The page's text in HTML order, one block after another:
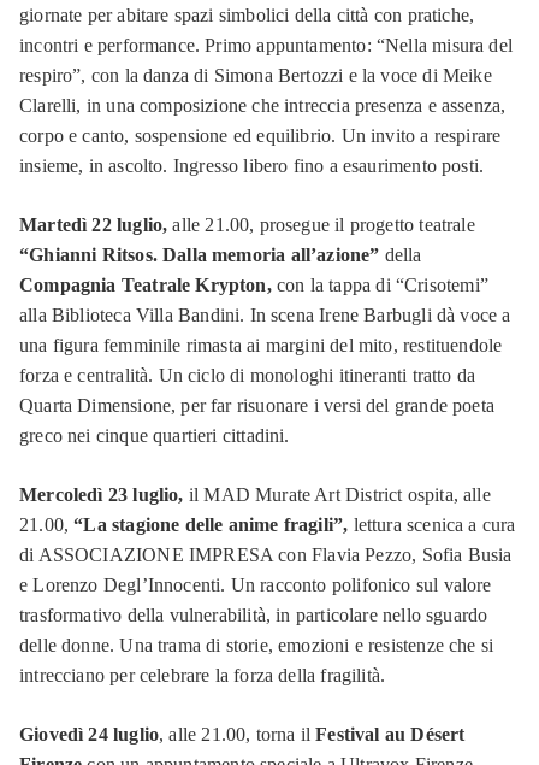
giornate per abitare spazi simbolici della città con pratiche,
incontri e performance. Primo appuntamento: “Nella misura del
respiro”, con la danza di Simona Bertozzi e la voce di Meike
Clarelli, in una composizione che intreccia presenza e assenza,
corpo e canto, sospensione ed equilibrio. Un invito a respirare
insieme, in ascolto. Ingresso libero fino a esaurimento posti.
Martedì 22 luglio, alle 21.00, prosegue il progetto teatrale
“Ghianni Ritsos. Dalla memoria all’azione” della
Compagnia Teatrale Krypton,con la tappa di “Crisotemi”
alla Biblioteca Villa Bandini. In scena Irene Barbugli dà voce a
una figura femminile rimasta ai margini del mito, restituendole
forza e centralità. Un ciclo di monologhi itineranti tratto da
Quarta Dimensione, per far risuonare i versi del grande poeta
greco nei cinque quartieri cittadini.
Mercoledì 23 luglio, il MAD Murate Art District ospita, alle
21.00,“La stagione delle anime fragili”, lettura scenica a cura
di ASSOCIAZIONE IMPRESA con Flavia Pezzo, Sofia Busia
e Lorenzo Degl’Innocenti. Un racconto polifonico sul valore
trasformativo della vulnerabilità, in particolare nello sguardo
delle donne. Una trama di storie, emozioni e resistenze che si
intrecciano per celebrare la forza della fragilità.
Giovedì 24 luglio, alle 21.00, torna ilFestival au Désert